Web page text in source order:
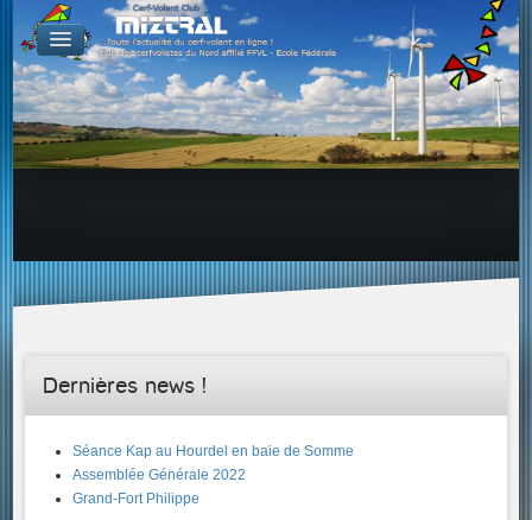
De par le monde
GALERIES
Galerie Photo
Galerie KAP
Galerie Vidéo
Proposer un lien sur votre site Web
Proposer un nouveau lien !
Dernières news !
Séance Kap au Hourdel en baie de Somme
Assemblée Générale 2022
Grand-Fort Philippe